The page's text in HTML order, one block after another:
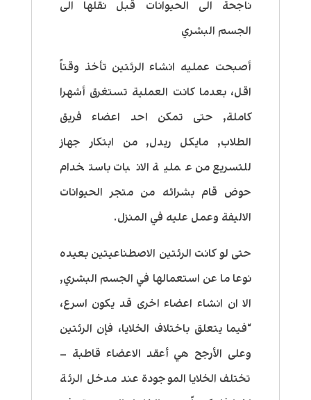
ناجحة الى الحيوانات قبل نقلها الى
الجسم البشري
أصبحت عمليه انشاء الرئتين تأخذ وقتاً
اقل، بعدما كانت العملية تستغرق أشهرا
كاملة, حتى تمكن احد اعضاء فريق
الطلاب, مايكل ريدل, من ابتكار جهاز
للتسريع من عملية الانبات باستخدام
حوض قام بشرائه من متجر الحيوانات
الاليفة وعمل عليه في المنزل.
حتى لو كانت الرئتين الاصطناعيتين بعيده
نوعا ما عن استعمالها في الجسم البشري,
الا ان انشاء اعضاء اخرى قد يكون اسرع،
“فيما يتعلق باختلاف الخلايا، فإن الرئتين
وعلى الأرجح هي أعقد الاعضاء قاطبة –
تختلف الخلايا الموجودة عند مدخل الرئة